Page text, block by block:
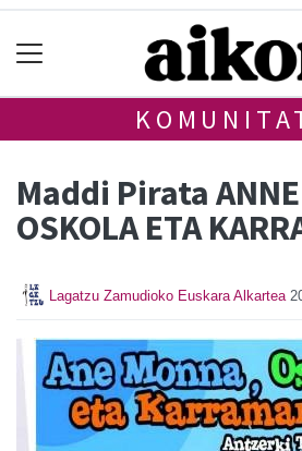
Maddi Pirata
OSKOLA ETA
Lagatzu Zamudioko Euskara Alkartea